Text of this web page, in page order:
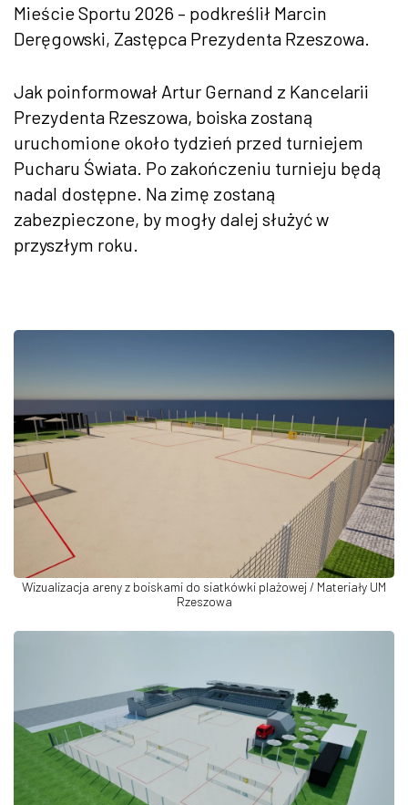
Mieście Sportu 2026 – podkreślił Marcin
Deręgowski, Zastępca Prezydenta Rzeszowa.
Jak poinformował Artur Gernand z Kancelarii
Prezydenta Rzeszowa, boiska zostaną
uruchomione około tydzień przed turniejem
Pucharu Świata. Po zakończeniu turnieju będą
nadal dostępne. Na zimę zostaną
zabezpieczone, by mogły dalej służyć w
przyszłym roku.
Wizualizacja areny z boiskami do siatkówki plażowej / Materiały UM
Rzeszowa